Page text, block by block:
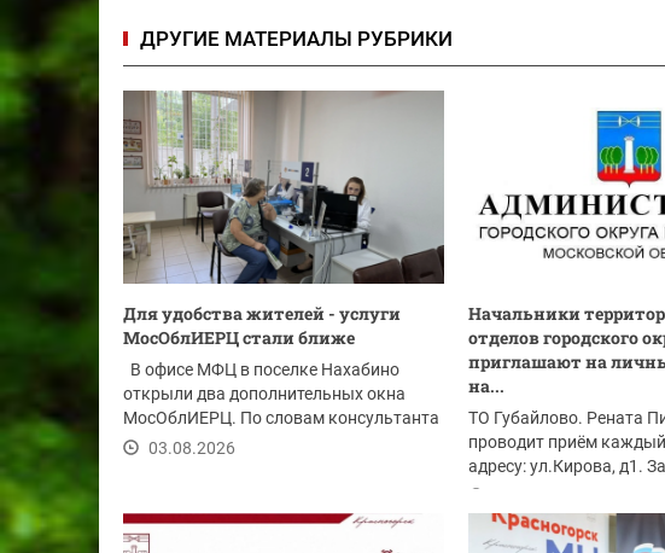
ДРУГИЕ МАТЕРИАЛЫ РУБРИКИ
Для удобства жителей - услуги
МосОблИЕРЦ стали ближе
В офисе МФЦ в поселке Нахабино
открыли два дополнительных окна
МосОблИЕРЦ. По словам консультанта
МБУ...03.08.2026
Начальники
отделов городского
приглашают на
на...
ТО Губайлово. Рената
проводит приём каждый
адресу: ул.Кирова, д1.
телефону: 8(925)6580494